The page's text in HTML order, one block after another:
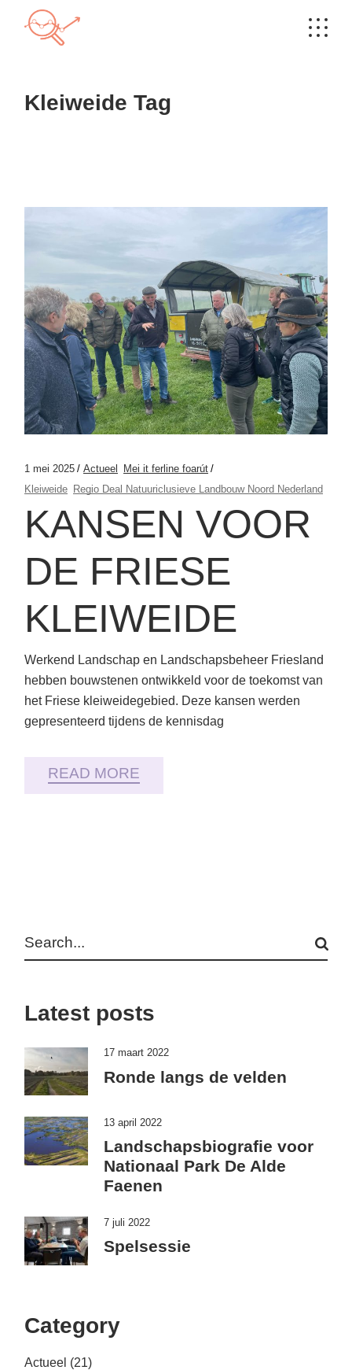
Kleiweide Tag
1 mei 2025 Actueel Mei it ferline foarút
Kleiweide Regio Deal Natuuriclusieve Landbouw Noord Nederland
KANSEN VOOR
DE FRIESE
KLEIWEIDE
Werkend Landschap en Landschapsbeheer Friesland
hebben bouwstenen ontwikkeld voor de toekomst van
het Friese kleiweidegebied. Deze kansen werden
gepresenteerd tijdens de kennisdag
READ MORE
Latest posts
17 maart 2022
Ronde langs de velden
13 april 2022
Landschapsbiografie voor
Nationaal Park De Alde
Faenen
7 juli 2022
Spelsessie
Category
Actueel (21)